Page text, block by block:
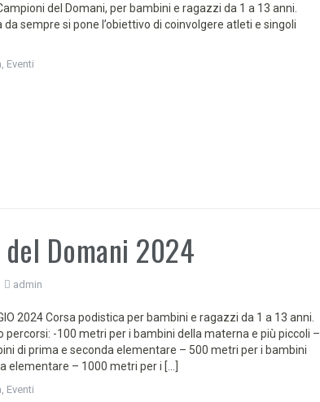
del Domani, per bambini e ragazzi da 1 a 13 anni.
sempre si pone l’obiettivo di coinvolgere atleti e singoli
, Eventi
Domani 2024
admin
2024 Corsa podistica per bambini e ragazzi da 1 a 13 anni.
percorsi: -100 metri per i bambini della materna e più piccoli –
di prima e seconda elementare – 500 metri per i bambini
elementare – 1000 metri per i […]
Eventi